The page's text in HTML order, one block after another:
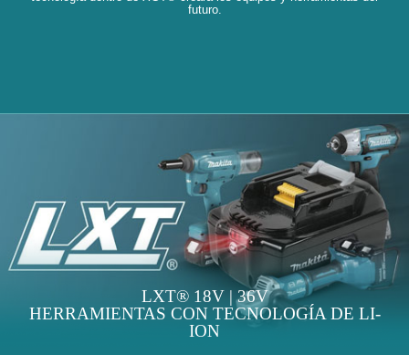
futuro.
LXT® 18V | 36V
HERRAMIENTAS CON TECNOLOGÍA DE LI-
ION